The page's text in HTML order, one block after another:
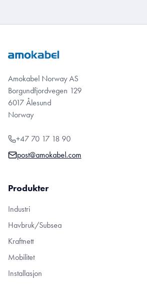
Amokabel Norway AS
Borgundfjordvegen 129
6017 Ålesund
Norway
+47 70 17 18 90
post@amokabel.com
Produkter
Industri
Havbruk/Subsea
Kraftnett
Mobilitet
Installasjon